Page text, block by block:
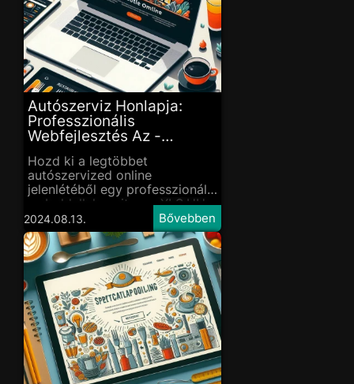
Autószerviz Honlapja:
Professzionális
Webfejlesztés Az -
Hozd ki a legtöbbet
autószervized online
jelenlétéből egy professzionális
weboldallal, amit az - XLS.HU -
készít el neked.
2024.08.13.